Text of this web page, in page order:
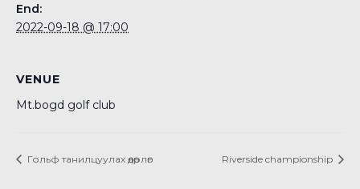
End:
2022-09-18 @ 17:00
VENUE
Mt.bogd golf club
Гольф танилцуулах өдөрлөг Riverside championship